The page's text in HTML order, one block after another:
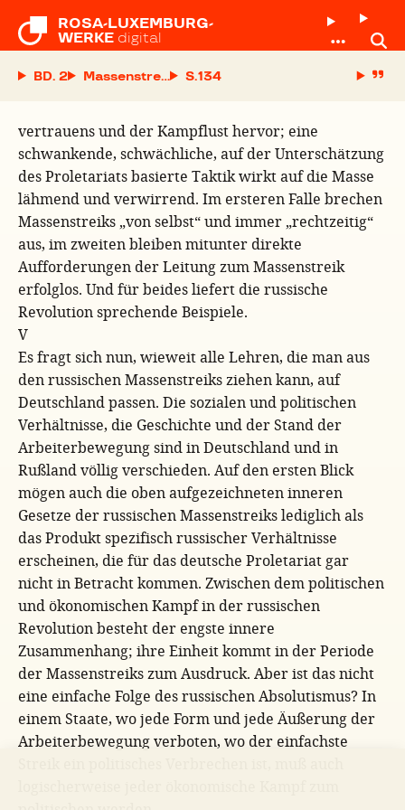
ROSA-LUXEMBURG-
WERKE digital
BD. 2 Massenstreik, Partei und Gewerkschaften
S.
vertrauens und der Kampflust hervor; eine
schwankende, schwächliche, auf der Unterschätzung
des Proletariats basierte Taktik wirkt auf die Masse
lähmend und verwirrend. Im ersteren Falle brechen
Massenstreiks „von selbst“ und immer „rechtzeitig“
aus, im zweiten bleiben mitunter direkte
Aufforderungen der Leitung zum Massenstreik
erfolglos. Und für beides liefert die russische
Revolution sprechende Beispiele.
V
Es fragt sich nun, wieweit alle Lehren, die man aus
den russischen Massenstreiks ziehen kann, auf
Deutschland passen. Die sozialen und politischen
Verhältnisse, die Geschichte und der Stand der
Arbeiterbewegung sind in Deutschland und in
Rußland völlig verschieden. Auf den ersten Blick
mögen auch die oben aufgezeichneten inneren
Gesetze der russischen Massenstreiks lediglich als
das Produkt spezifisch russischer Verhältnisse
erscheinen, die für das deutsche Proletariat gar
nicht in Betracht kommen. Zwischen dem politischen
und ökonomischen Kampf in der russischen
Revolution besteht der engste innere
Zusammenhang; ihre Einheit kommt in der Periode
der Massenstreiks zum Ausdruck. Aber ist das nicht
eine einfache Folge des russischen Absolutismus? In
einem Staate, wo jede Form und jede Äußerung der
Arbeiterbewegung verboten, wo der einfachste